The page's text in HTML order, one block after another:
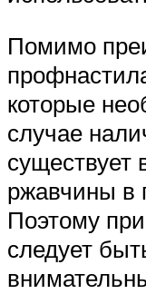
Помимо
которые
случае
существует
ржавчины в
Поэтому
следует